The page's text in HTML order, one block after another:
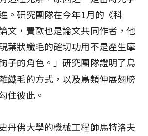
。研究團隊在今年1月的《科
文，費歐也是論文共同作者，他
葉狀纖毛的確切功用不是產生摩
子的角色。」研究團隊證明了鳥
纖毛的方式，以及鳥類伸展翅膀
住彼此。
丹佛大學的機械工程師馬特洛夫